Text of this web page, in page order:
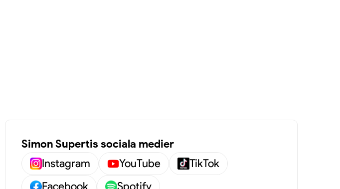
Simon Supertis sociala medier
Instagram
YouTube
TikTok
Facebook
Spotify